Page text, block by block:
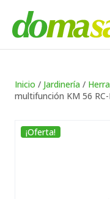
productos
Inicio / Jardinería /
multifunción KM 56 RC-
¡Oferta!